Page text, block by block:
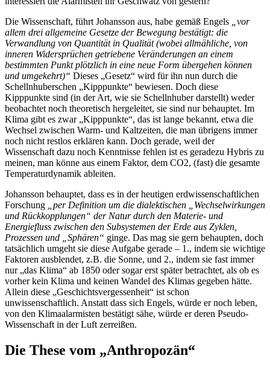
Die Wissenschaft, führt Johansson aus, habe gemäß Engels
„vor
allem drei allgemeine Gesetze der Bewegung bestätigt: die
Verwandlung von Quantität in Qualität (wobei allmähliche, von
inneren Widersprüchen getriebene Veränderungen an einem
bestimmten Punkt plötzlich in eine neue Form übergehen können
und umgekehrt)“ Dieses „Gesetz“ wird für ihn nun durch die
Schellnhuberschen „Kipppunkte“ bewiesen. Doch diese
Kipppunkte sind (in der Art, wie sie Schellnhuber darstellt) weder
beobachtet noch theoretisch hergeleitet, sie sind nur behauptet. Im
Klima gibt es zwar „Kipppunkte“, das ist lange bekannt, etwa die
Wechsel zwischen Warm- und Kaltzeiten, die man übrigens immer
noch nicht restlos erklären kann. Doch gerade, weil der
Wissenschaft dazu noch Kenntnisse fehlen ist es geradezu Hybris zu
meinen, man könne aus einem Faktor, dem CO2, (fast) die gesamte
Temperaturdynamik ableiten.
Johansson behauptet, dass es in der heutigen erdwissenschaftlichen
Forschung
„per Definition um die dialektischen „Wechselwirkungen
und Rückkopplungen“ der Natur durch den Materie- und
Energiefluss zwischen den Subsystemen der Erde aus Zyklen,
Prozessen und „Sphären“ ginge. Das mag sie gern behaupten, doch
tatsächlich umgeht sie diese Aufgabe gerade – 1., indem sie wichtige
Faktoren ausblendet, z.B. die Sonne, und 2., indem sie fast immer
nur „das Klima“ ab 1850 oder sogar erst später betrachtet, als ob es
vorher kein Klima und keinen Wandel des Klimas gegeben hätte.
Allein diese „Geschichtsvergessenheit“ ist schon
unwissenschaftlich. Anstatt dass sich Engels, würde er noch leben,
von den Klimaalarmisten bestätigt sähe, würde er deren Pseudo-
Wissenschaft in der Luft zerreißen.
Die These vom „Anthropozän“